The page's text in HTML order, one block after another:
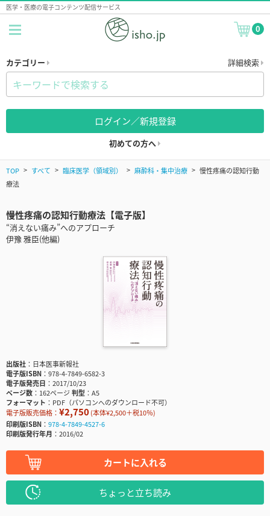
医学・医療の電子コンテンツ配信サービス
0
カテゴリー 詳細検索
ログイン／新規登録
初めての方へ
TOP すべて 臨床医学（領域別） 麻酔科・集中治療
慢性疼痛の認知行動
療法
慢性疼痛の認知行動療法【電子版】
“消えない痛み”へのアプローチ
伊豫 雅臣(他編)
出版社
日本医事新報社
電子版ISBN
978-4-7849-6582-3
電子版発売日
2017/10/23
ページ数
162ページ判型
A5
フォーマット
PDF（パソコンへのダウンロード不可）
電子版販売価格： ¥2,750(本体¥2,500＋税10％)
印刷版ISBN
978-4-7849-4527-6
印刷版発行年月
2016/02
カートに入れる
ちょっと立ち読み